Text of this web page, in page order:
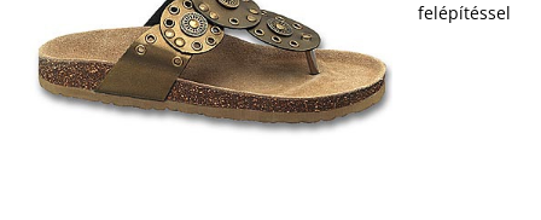
felépítéssel